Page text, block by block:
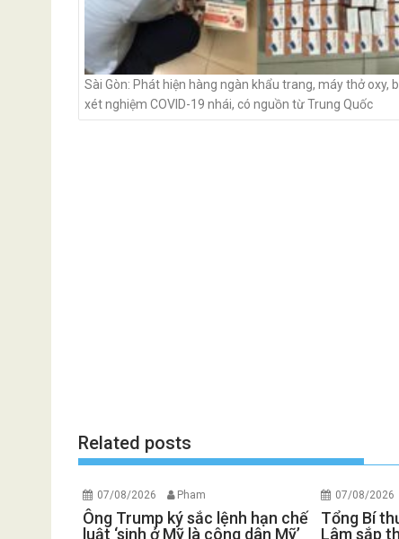
Sài Gòn: Phát hiện hàng ngàn khẩu trang, máy thở oxy,
xét nghiệm COVID-19 nhái, có nguồn từ Trung Quốc
Related posts
07/08/2026 Pham
Ông Trump ký sắc lệnh hạn chế
luật ‘sinh ở Mỹ là công dân Mỹ’
07/08/2026
Tổng Bí
Lâm sắp